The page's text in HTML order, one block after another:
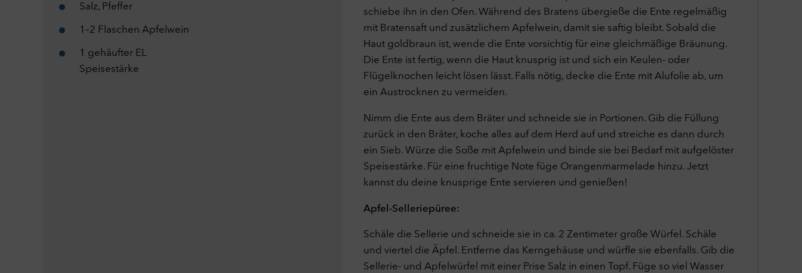
Salz, Pfeffer
1–2 Flaschen Apfelwein
1 gehäufter EL
Speisestärke
schiebe ihn in den Ofen. Während des Bratens übergieße die Ente regelmäßig
mit Bratensaft und zusätzlichem Apfelwein, damit sie saftig bleibt. Sobald die
Haut goldbraun ist, wende die Ente vorsichtig für eine gleichmäßige Bräunung.
Die Ente ist fertig, wenn die Haut knusprig ist und sich ein Keulen- oder
Flügelknochen leicht lösen lässt. Falls nötig, decke die Ente mit Alufolie ab, um
ein Austrocknen zu vermeiden.
Nimm die Ente aus dem Bräter und schneide sie in Portionen. Gib die Füllung
zurück in den Bräter, koche alles auf dem Herd auf und streiche es dann durch
ein Sieb. Würze die Soße mit Apfelwein und binde sie bei Bedarf mit aufgelöster
Speisestärke. Für eine fruchtige Note füge Orangenmarmelade hinzu. Jetzt
kannst du deine knusprige Ente servieren und genießen!
Apfel-Selleriepüree:
Schäle die Sellerie und schneide sie in ca. 2 Zentimeter große Würfel. Schäle
und viertel die Äpfel. Entferne das Kerngehäuse und würfle sie ebenfalls. Gib die
Sellerie- und Apfelwürfel mit einer Prise Salz in einen Topf. Füge so viel Wasser
Aus
Marketing-Cookies werden verwendet, um Besuchern auf Webseiten zu folgen
und dadurch den Erfolg von Marketing-Kampagnen zu messen und Anzeigen
optimaler auszuspielen. Zu diesem Zweck werden Endgeräteinformationen
erhoben und das Verhalten und die Interaktion von Nutzern ausgewertet,
nachdem sie auf eine Anzeige geklickt haben und auf unserer Webseite
Aus
YouTube anzeigen. Dabei werden Cookies von externen Seiten gespeichert.